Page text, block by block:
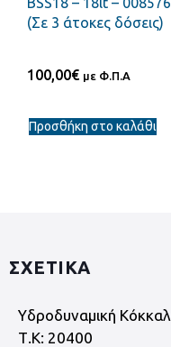
(Σε 3 άτοκες δόσεις)
100,00€ με Φ.Π.Α
Προσθήκη στο καλάθι
ΣΧΕΤΙΚΑ
Υδροδυναμική
Τ.Κ: 20400